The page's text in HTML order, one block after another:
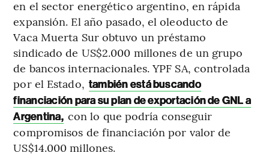
en el sector energético argentino, en rápida
expansión. El año pasado, el oleoducto de
Vaca Muerta Sur obtuvo un préstamo
sindicado de US$2.000 millones de un grupo
de bancos internacionales. YPF SA, controlada
por el Estado, también está buscando
financiación para su plan de exportación de GNL a
Argentina, con lo que podría conseguir
compromisos de financiación por valor de
US$14.000 millones.